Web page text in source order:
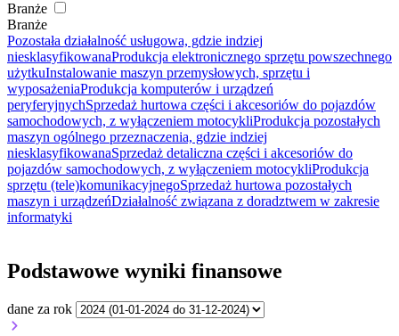
Branże
Branże
Pozostała działalność usługowa, gdzie indziej
niesklasyfikowanaProdukcja elektronicznego sprzętu powszechnego
użytkuInstalowanie maszyn przemysłowych, sprzętu i
wyposażeniaProdukcja komputerów i urządzeń
peryferyjnychSprzedaż hurtowa części i akcesoriów do pojazdów
samochodowych, z wyłączeniem motocykliProdukcja pozostałych
maszyn ogólnego przeznaczenia, gdzie indziej
niesklasyfikowanaSprzedaż detaliczna części i akcesoriów do
pojazdów samochodowych, z wyłączeniem motocykliProdukcja
sprzętu (tele)komunikacyjnegoSprzedaż hurtowa pozostałych
maszyn i urządzeńDziałalność związana z doradztwem w zakresie
informatyki
Podstawowe wyniki finansowe
dane za rok